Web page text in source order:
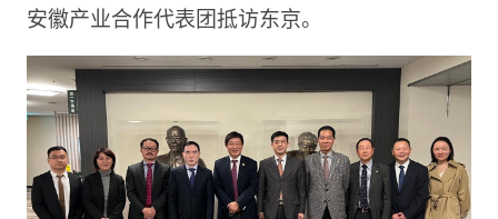
安徽产业合作代表团抵访东京。